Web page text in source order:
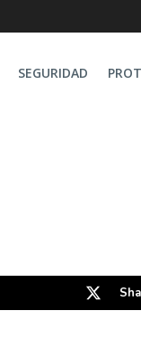
SEGURIDAD